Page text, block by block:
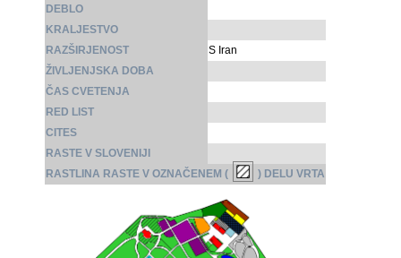
DEBLO
KRALJESTVO
RAZŠIRJENOST
S Iran
ŽIVLJENJSKA DOBA
ČAS CVETENJA
RED LIST
CITES
RASTE V SLOVENIJI
RASTLINA RASTE V OZNAČENEM (
) DELU VRTA